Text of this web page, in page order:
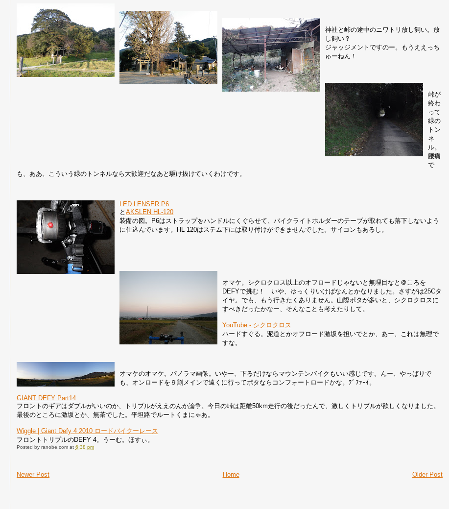
神社と峠の途中のニワトリ放し飼い。放
し飼い？
ジャッジメントですのー。もうええっち
ゅーねん！
峠が
終わ
って
緑の
トン
ネ
ル。
腰痛
で
も、ああ、こういう緑のトンネルなら大歓迎だなあと駆け抜けていくわけです。
LED LENSER P6
とAKSLEN HL-120
装備の図。P6はストラップをハンドルにくぐらせて、バイクライトホルダーのテープが取れても落下しないよう
に仕込んでいます。HL-120はステム下には取り付けができませんでした。サイコンもあるし。
オマケ。シクロクロス以上のオフロードじゃないと無理目なと＠ころを
DEFYで挑む！ いや、ゆっくりいけばなんとかなりました。さすがは25Cタ
イヤ。でも、もう行きたくありません。山際ポタが多いと、シクロクロスに
すべきだったかなー、そんなことも考えたりして。
YouTube - シクロクロス
ハードすぐる。泥道とかオフロード激坂を担いでとか、あー、これは無理で
すな。
オマケのオマケ。パノラマ画像。いやー、下るだけならマウンテンバイクもいい感じです。んー、やっぱりで
も、オンロードを９割メインで遠くに行ってポタならコンフォートロードかな。ﾃﾞﾌｧｰｲ。
GIANT DEFY Part14
フロントのギアはダブルがいいのか、トリプルがええのんか論争。今日の峠は距離50km走行の後だったんで、激しくトリプルが欲しくなりました。
最後のところに激坂とか、無茶でした。平坦路でルートくまにゃあ。
Wiggle | Giant Defy 4 2010 ロードバイクーレース
フロントトリプルのDEFY 4。うーむ。ほすぃ。
Posted byranobe.com at6:38 pm
Newer Post Older Post
Home